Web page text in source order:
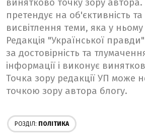
винятково точку зору автора.
претендує на об'єктивність та
висвітлення теми, яка у ньому
Редакція "Української
за достовірність та
інформації і виконує
Точка зору редакції УП може
точкою зору автора блогу.
РОЗДІЛ: ПОЛІТИКА